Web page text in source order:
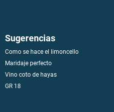
Sugerencias
Como se hace el limoncello
Maridaje perfecto
Vino coto de hayas
GR 18